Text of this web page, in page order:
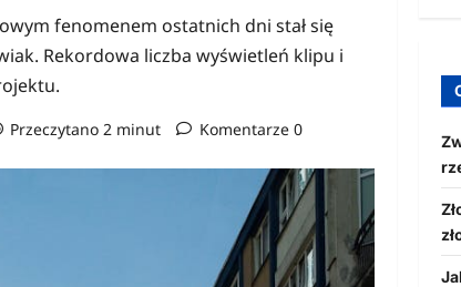
fenomenem ostatnich dni stał się
Rekordowa liczba wyświetleń klipu i
Przeczytano 2 minut Komentarze 0